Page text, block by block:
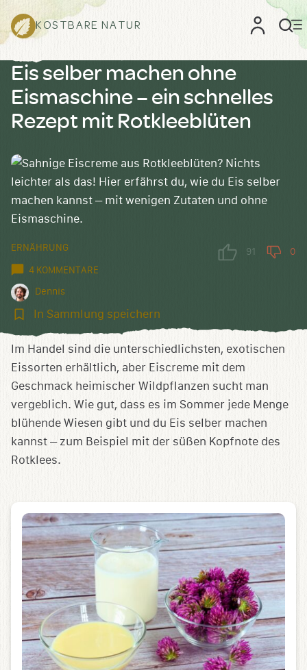
KOSTBARE NATUR
Eis selber machen ohne
Eismaschine – ein schnelles
Rezept mit Rotkleeblüten
ERNÄHRUNG
4 KOMMENTARE
Dennis
91 0
In
speichern
In Sammlung speichern
Im Handel sind die unterschiedlichsten, exotischen
Eissorten erhältlich, aber Eiscreme mit dem
Geschmack heimischer Wildpflanzen sucht man
vergeblich. Wie gut, dass es im Sommer jede Menge
blühende Wiesen gibt und du Eis selber machen
kannst – zum Beispiel mit der süßen Kopfnote des
Rotklees.